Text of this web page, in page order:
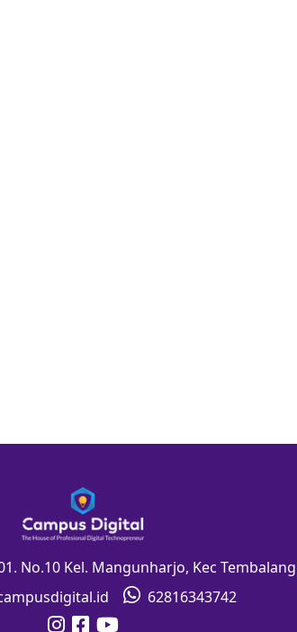
No.10 Kel. Mangunharjo, Kec
62816343742